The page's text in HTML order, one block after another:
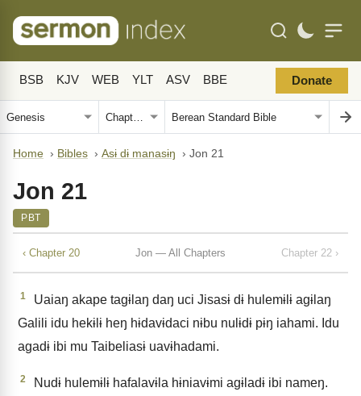
BSB KJV WEB YLT ASV BBE Donate
Home › Bibles › Asɨ dɨ manasɨŋ › Jon 21
Jon 21
PBT
‹ Chapter 20 Jon — All Chapters Chapter 22 ›
1
Uaiaŋ akape tagɨlaŋ daŋ uci Jisasɨ dɨ hulemɨlɨ agɨlaŋ
Galili idu hekɨlɨ heŋ hɨdavɨdaci nɨbu nulɨdɨ pɨŋ iahami. Idu
agadɨ ibi mu Taibeliasɨ uavɨhadami.
2
Nudɨ hulemɨlɨ hafalavɨla hɨniavɨmi agɨladɨ ibi nameŋ.